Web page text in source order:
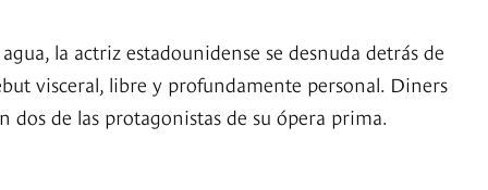
la actriz estadounidense se desnuda detrás de
visceral, libre y profundamente personal. Diners
dos de las protagonistas de su ópera prima.